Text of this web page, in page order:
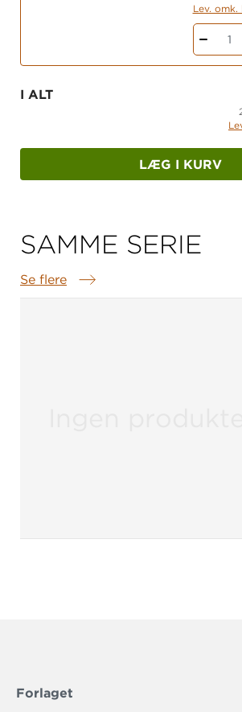
Lev.
1
I ALT
LÆG I KURV
SAMME SERIE
Se flere
Samme serie
Forlaget